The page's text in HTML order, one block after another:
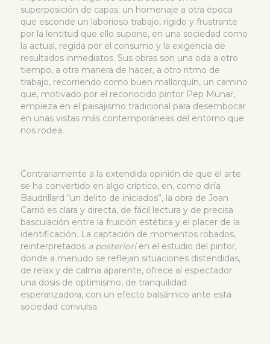
superposición de capas; un homenaje a otra época
que esconde un laborioso trabajo, rígido y frustrante
por la lentitud que ello supone, en una sociedad como
la actual, regida por el consumo y la exigencia de
resultados inmediatos. Sus obras son una oda a otro
tiempo, a otra manera de hacer, a otro ritmo de
trabajo, recorriendo como buen mallorquín, un camino
que, motivado por el reconocido pintor Pep Munar,
empieza en el paisajismo tradicional para desembocar
en unas vistas más contemporáneas del entorno que
nos rodea.
Contrariamente a la extendida opinión de que el arte
se ha convertido en algo críptico, en, como diría
Baudrillard “un delito de iniciados”, la obra de Joan
Carrió es clara y directa, de fácil lectura y de precisa
basculación entre la fruición estética y el placer de la
identificación. La captación de momentos robados,
reinterpretados a posteriori en el estudio del pintor,
donde a menudo se reflejan situaciones distendidas,
de relax y de calma aparente, ofrece al espectador
una dosis de optimismo, de tranquilidad
esperanzadora, con un efecto balsámico ante esta
sociedad convulsa.